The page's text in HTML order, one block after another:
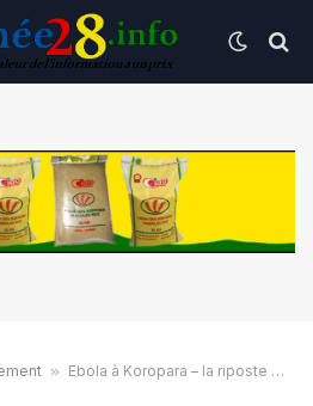
» Ebola à Koropara – la riposte s’organise, de nouvelles mesures prises